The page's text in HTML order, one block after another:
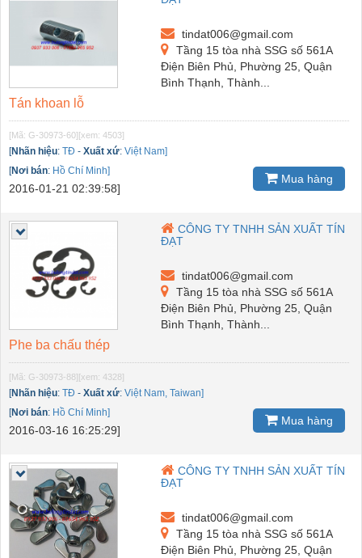
tindat006@gmail.com
Tầng 15 tòa nhà SSG số 561A
Điện Biên Phủ, Phường 25, Quận
Bình Thạnh, Thành...
Tán khoan lỗ
[Mã: G-30973-60][xem: 4503]
[Nhãn hiệu: TĐ - Xuất xứ: Việt Nam]
[Nơi bán: Hồ Chí Minh]
2016-01-21 02:39:58]
Mua hàng
CÔNG TY TNHH SẢN XUẤT TÍN
ĐẠT
tindat006@gmail.com
Tầng 15 tòa nhà SSG số 561A
Điện Biên Phủ, Phường 25, Quận
Bình Thạnh, Thành...
Phe ba chấu thép
[Mã: G-30973-88][xem: 4328]
[Nhãn hiệu: TĐ - Xuất xứ: Việt Nam, Taiwan]
[Nơi bán: Hồ Chí Minh]
2016-03-16 16:25:29]
Mua hàng
CÔNG TY TNHH SẢN XUẤT TÍN
ĐẠT
tindat006@gmail.com
Tầng 15 tòa nhà SSG số 561A
Điện Biên Phủ, Phường 25, Quận